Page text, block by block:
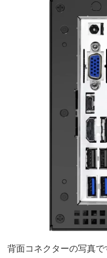
背面コネクターの写真で